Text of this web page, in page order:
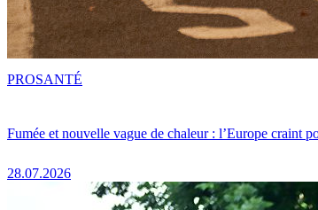
Fumée et nouvelle vague de chaleur : l’Europe craint
28.07.2026
PROSANTÉ